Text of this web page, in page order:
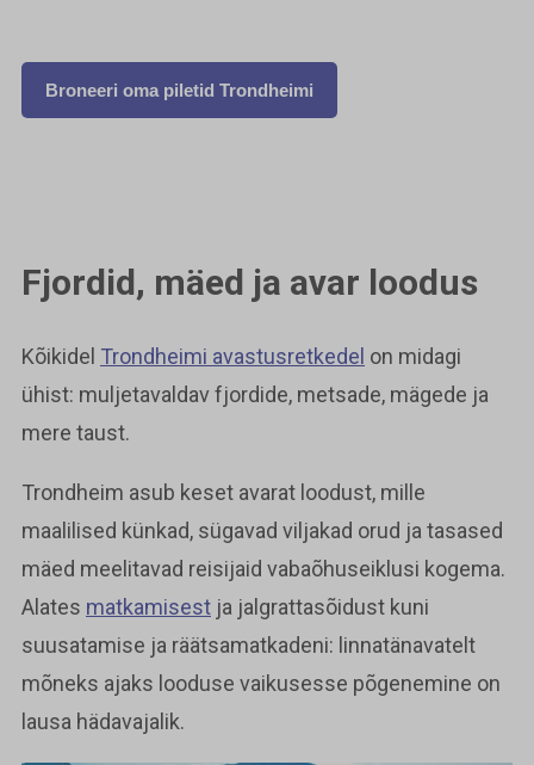
Broneeri oma piletid Trondheimi
Fjordid, mäed ja avar loodus
Kõikidel Trondheimi avastusretkedel on midagi
ühist: muljetavaldav fjordide, metsade, mägede ja
mere taust.
Trondheim asub keset avarat loodust, mille
maalilised künkad, sügavad viljakad orud ja tasased
mäed meelitavad reisijaid vabaõhuseiklusi kogema.
Alates matkamisest ja jalgrattasõidust kuni
suusatamise ja räätsamatkadeni: linnatänavatelt
mõneks ajaks looduse vaikusesse põgenemine on
lausa hädavajalik.